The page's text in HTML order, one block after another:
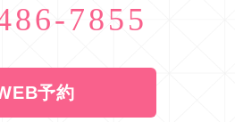
7855
予約